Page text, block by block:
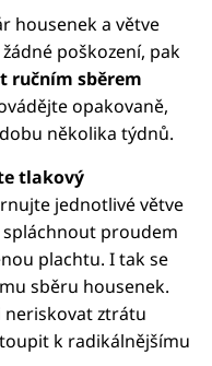
housenek a větve
poškození, pak
ručním sběrem
opakovaně,
několika týdnů.
tlakový
jednotlivé větve
proudem
plachtu. I tak se
sběru housenek.
neriskovat ztrátu
k radikálnějšímu